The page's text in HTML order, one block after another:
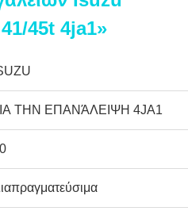
45t 4ja1»
ΤΗΝ ΕΠΑΝΆΛΕΙΨΗ 4JA1